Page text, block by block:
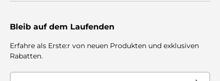
Bleib auf dem Laufenden
Erfahre als Erste:r von neuen Produkten und exklusiven
Rabatten.
Email